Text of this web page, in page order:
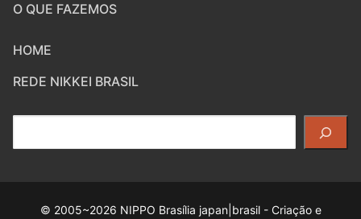
O QUE FAZEMOS
HOME
REDE NIKKEI BRASIL
© 2005~2026 NIPPO Brasília japan|brasil - Criação e